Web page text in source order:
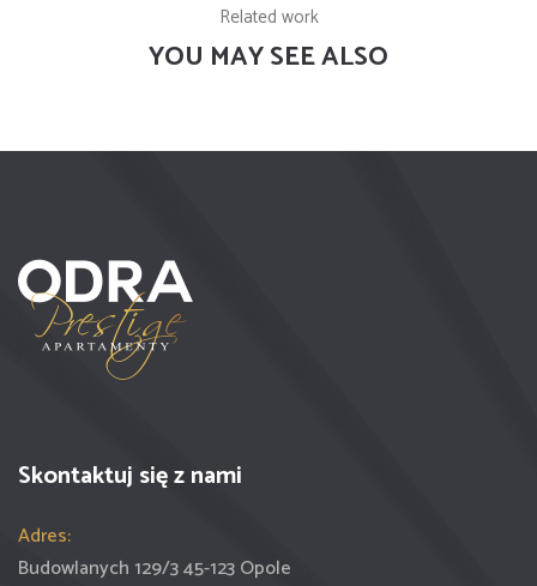
Related work
YOU MAY SEE ALSO
Skontaktuj się z nami
Adres:
Budowlanych 129/3 45-123 Opole